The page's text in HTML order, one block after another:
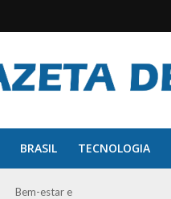
BRASIL TECNOLOGIA
Bem-estar e